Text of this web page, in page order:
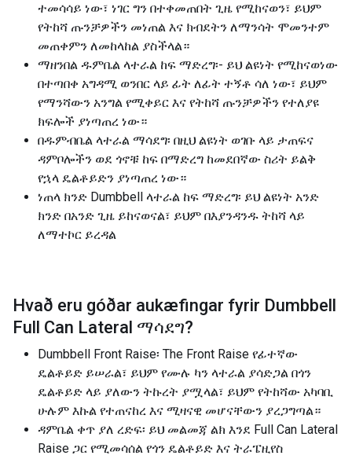
ተመሳሳይ ነው፣ ነገር ግን በተቀመጠበት ጊዜ የሚከናወን፣ ይህም
የትከሻ ጡንቻዎችን መነጠል እና ክብደትን ለማንሳት ሞመንተም
መጠቀምን ለመከላከል ያስችላል።
ማዘንበል ዱምቤል ላተራል ከፍ ማድረግ፡- ይህ ልዩነት የሚከናወነው
በተጣበቀ አግዳሚ ወንበር ላይ ፊት ለፊት ተኝቶ ሳለ ነው፣ ይህም
የማንሻውን አንግል የሚቀይር እና የትከሻ ጡንቻዎችን የተለያዩ
ክፍሎች ያነጣጠረ ነው።
በዱምብቤል ላተራል ማሳደግ፡ በዚህ ልዩነት ወገቡ ላይ ታጠፍና
ዳምቦሎችን ወደ ጎኖቹ ከፍ በማድረግ ከመደበኛው ስሪት ይልቅ
የኋላ ዴልቶይድን ያነጣጠረ ነው።
ነጠላ ክንድ Dumbbell ላተራል ከፍ ማድረግ፡ ይህ ልዩነት አንድ
ክንድ በአንድ ጊዜ ይከናወናል፣ ይህም በእያንዳንዱ ትከሻ ላይ
ለማተኮር ይረዳል
Hvað eru góðar aukæfingar fyrir Dumbbell
Full Can Lateral ማሳደግ?
Dumbbell Front Raise፡ The Front Raise የፊተኛው
ዴልቶይድ ይሠራል፣ ይህም የሙሉ ካን ላተራል ያሳድጋል በጎን
ዴልቶይድ ላይ ያለውን ትኩረት ያሟላል፣ ይህም የትከሻው አካባቢ
ሁሉም እኩል የተጠናከረ እና ሚዛናዊ መሆናቸውን ያረጋግጣል።
ዳምቤል ቀጥ ያለ ረድፍ፡ ይህ መልመጃ ልክ እንደ Full Can Lateral
Raise ጋር የሚመሳሰል የጎን ዴልቶይድ እና ትራፔዚየስ